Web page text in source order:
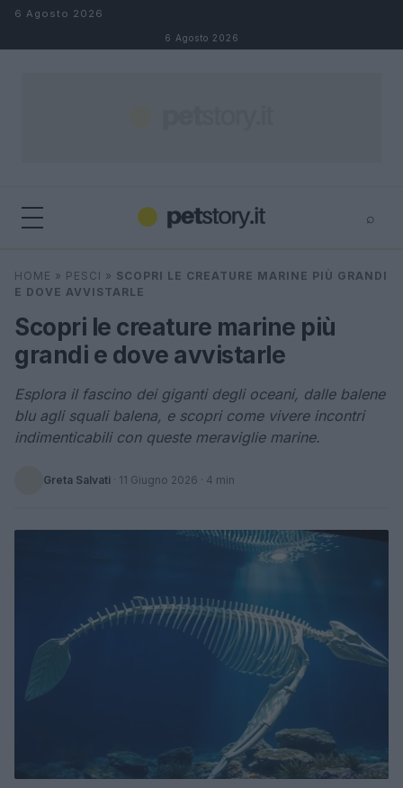
Salta al contenuto
6 Agosto 2026
6 Agosto 2026
⌕
Cerca ⌕ ×
HOME » PESCI » SCOPRI LE CREATURE MARINE PIÙ GRANDI
E DOVE AVVISTARLE
Scopri le creature marine più
grandi e dove avvistarle
Esplora il fascino dei giganti degli oceani, dalle balene
blu agli squali balena, e scopri come vivere incontri
indimenticabili con queste meraviglie marine.
Greta Salvati · 11 Giugno 2026 · 4 min